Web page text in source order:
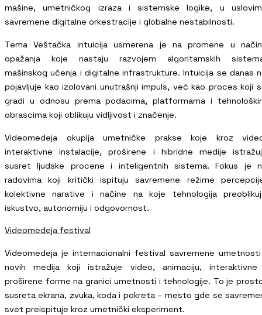
mašine, umetničkog izraza i sistemske logike, u
savremene digitalne orkestracije i globalne nestabilnosti.
Tema Veštačka intuicija usmerena je na promene u
opažanja koje nastaju razvojem algoritamskih
mašinskog učenja i digitalne infrastrukture. Intuicija se danas
pojavljuje kao izolovani unutrašnji impuls, već kao proces koji
gradi u odnosu prema podacima, platformama i
obrascima koji oblikuju vidljivost i značenje.
Videomedeja okuplja umetničke prakse koje kroz
interaktivne instalacije, proširene i hibridne medije
susret ljudske procene i inteligentnih sistema. Fokus je
radovima koji kritički ispituju savremene režime
kolektivne narative i načine na koje tehnologija
iskustvo, autonomiju i odgovornost.
Videomedeja festival
Videomedeja je internacionalni festival savremene
novih medija koji istražuje video, animaciju,
proširene forme na granici umetnosti i tehnologije. To je
susreta ekrana, zvuka, koda i pokreta – mesto gde se
svet preispituje kroz umetnički eksperiment.